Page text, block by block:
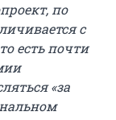
по
с
есть почти
«за